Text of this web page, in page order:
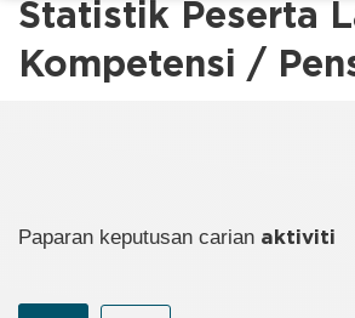
Statistik Peserta
Kompetensi /
Paparan keputusan carian aktiviti